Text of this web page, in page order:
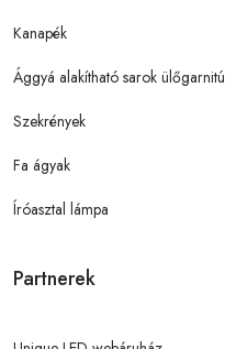
Kanapék
Ággyá alakítható sarok
Szekrények
Fa ágyak
Íróasztal lámpa
Partnerek